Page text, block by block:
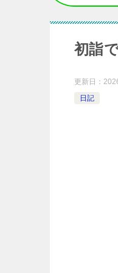
初詣
更新日：
日記